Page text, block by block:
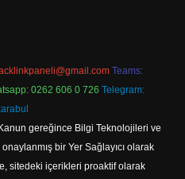
Teams:
0262 606 0 726 Telegram:
gereğince Bilgi Teknolojileri ve
bir Yer Sağlayıcı olarak
sitedeki içerikleri proaktif olarak